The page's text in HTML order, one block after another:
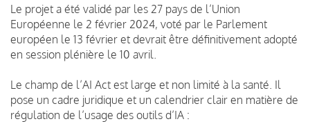
Le projet a été validé par les 27 pays de l’Union
Européenne le 2 février 2024, voté par le Parlement
européen le 13 février et devrait être définitivement adopté
en session plénière le 10 avril.
Le champ de l’AI Act est large et non limité à la santé. Il
pose un cadre juridique et un calendrier clair en matière de
régulation de l’usage des outils d’IA :